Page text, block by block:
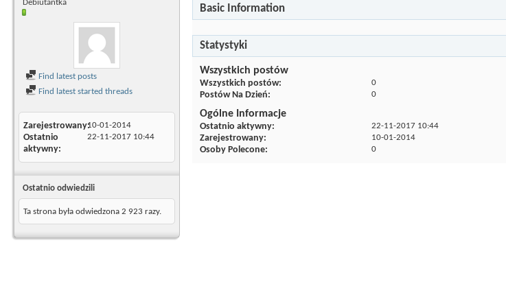
Debiutantka
Find latest posts
Find latest started threads
Zarejestrowany10-01-2014
Ostatnio
aktywny
22-11-2017 10:44
Ostatnio odwiedzili
Ta strona była odwiedzona 2 923 razy.
Basic Information
Statystyki
Wszystkich postów
Wszystkich postów 0
Postów Na Dzień 0
Ogólne Informacje
Ostatnio aktywny 22-11-2017 10:44
Zarejestrowany 10-01-2014
Osoby Polecone 0